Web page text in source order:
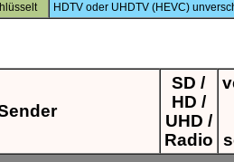
HDTV oder UHDTV (HEVC)
SD /
HD /
UHD /
Radio